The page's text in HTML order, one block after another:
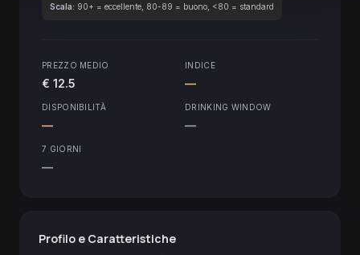
Scala: 90+ = eccellente, 80-89 = buono, <80 = standard
PREZZO MEDIO
€ 12.5
INDICE
—
DISPONIBILITÀ
—
DRINKING WINDOW
—
7 GIORNI
—
Profilo e Caratteristiche